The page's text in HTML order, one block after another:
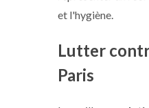
et l'hygiène.
Lutter
Paris